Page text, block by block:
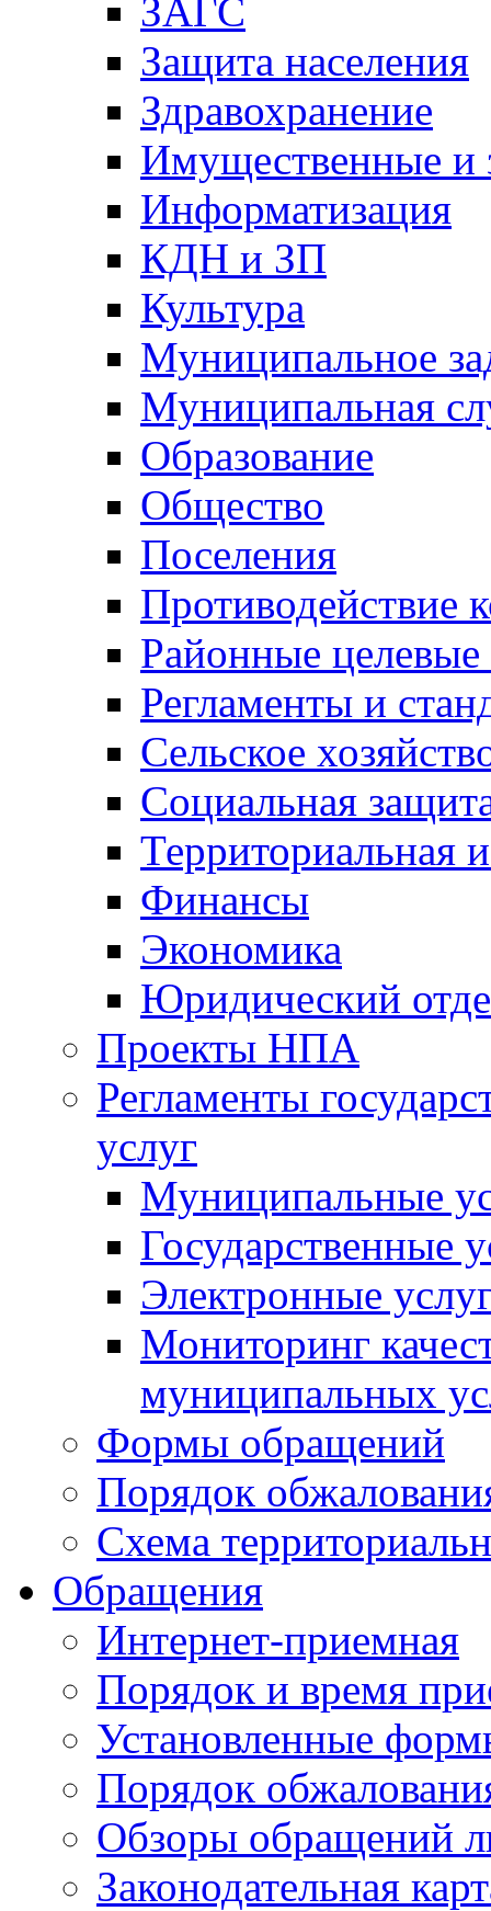
ЗАГС
Защита населения
Здравохранение
Имущественные и
Информатизация
КДН и ЗП
Культура
Муниципальное
Муниципальная
Образование
Общество
Поселения
Противодействие
Районные
Регламенты и
Сельское
Социальная
Территориальная
Финансы
Экономика
Юридический
Проекты НПА
Регламенты
услуг
Муниципальные
Государственные
Электронные
Мониторинг
муниципальных
Формы обращений
Порядок
Схема
Обращения
Интернет-приемная
Порядок и время
Установленные
Порядок
Обзоры обращений
Законодательная